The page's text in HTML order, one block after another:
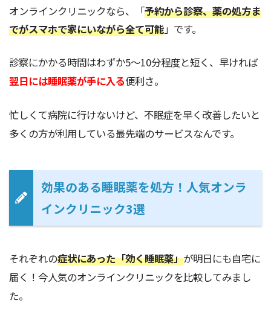
オンラインクリニックなら、「予約から診察、薬の処方ま
でがスマホで家にいながら全て可能」です。
診察にかかる時間はわずか5～10分程度と短く、早ければ
翌日には睡眠薬が手に入る便利さ。
忙しくて病院に行けないけど、不眠症を早く改善したいと
多くの方が利用している最先端のサービスなんです。
効果のある睡眠薬を処方！人気オンラ
インクリニック3選
それぞれの症状にあった「効く睡眠薬」が明日にも自宅に
届く！今人気のオンラインクリニックを比較してみまし
た。